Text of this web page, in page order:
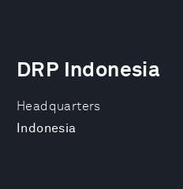
Headquarters
Indonesia
DRP Indonesia